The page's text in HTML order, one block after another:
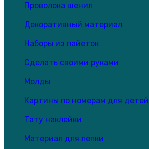
Проволока шенил
Декоративный материал
Наборы из пайеток
Сделать своими руками
Молды
Картины по номерам для детей
Тату наклейки
Материал для лепки